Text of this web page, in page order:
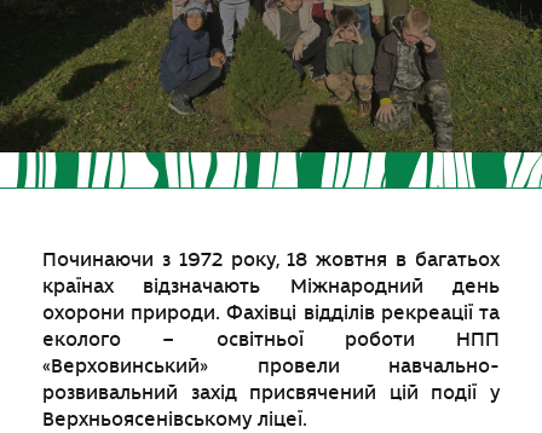
Починаючи з 1972 року, 18 жовтня в багатьох
країнах відзначають Міжнародний день
охорони природи. Фахівці відділів рекреації та
еколого – освітньої роботи НПП
«Верховинський» провели навчально-
розвивальний захід присвячений цій події у
Верхньоясенівському ліцеї.